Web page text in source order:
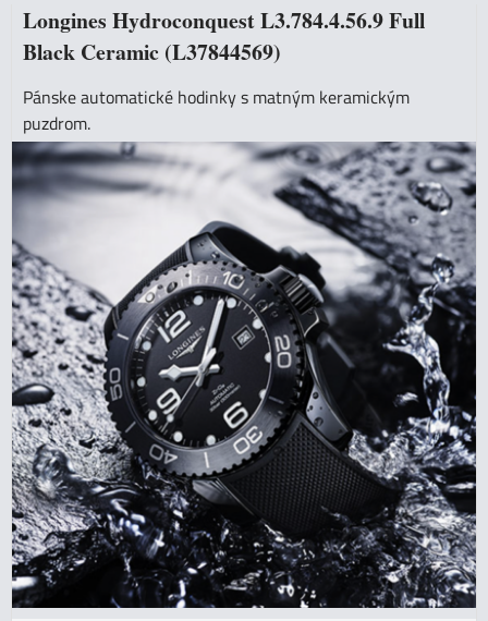
Longines Hydroconquest L3.784.4.56.9 Full
Black Ceramic (L37844569)
Pánske automatické hodinky s matným keramickým
puzdrom.